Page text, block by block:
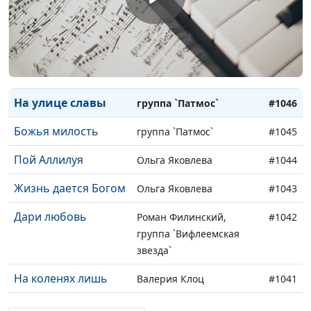
Дорога к звездам группа `Элеос` #1051
Славьте Его имя группа `Фарби Життя`
Молитва Сильвия Агение #1049
На улице славы группа `Патмос` #1046
Божья милость группа `Патмос` #1045
Пой Аллилуя Ольга Яковлева #1044
Жизнь дается Богом Ольга Яковлева #1043
Дари любовь
Роман Филинский,
группа `Вифлеемская
звезда`
#1042
На коленях лишь Валерия Клоц #1041
Идти Его путем
Вадим Сорокин, Лилия